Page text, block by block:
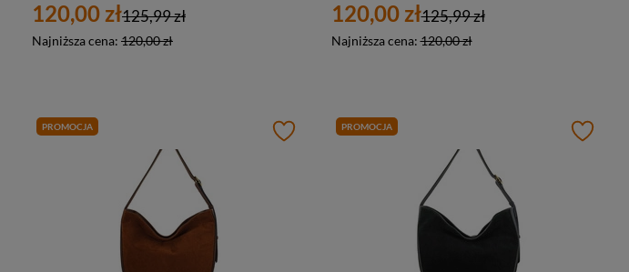
120,00 zł
Najniższa cena: 120,00 zł
125,99 zł 120,00 zł
Najniższa cena:120,00 zł
125,99 zł
PROMOCJA PROMOCJA